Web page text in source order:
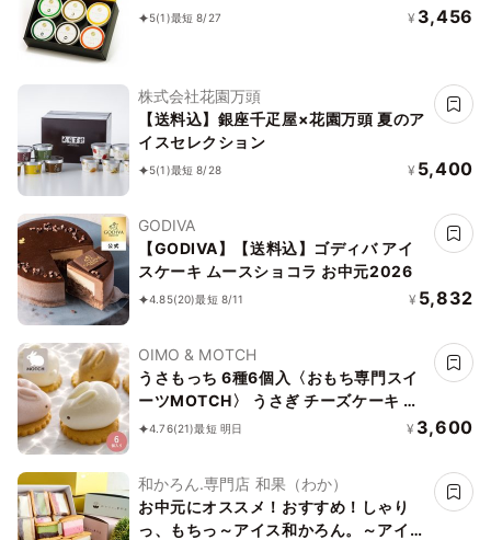
5(1)最短 8/27 ¥ 3,456
株式会社花園万頭
【送料込】銀座千疋屋×花園万頭 夏のア
イスセレクション
5(1)最短 8/28 ¥ 5,400
GODIVA
【GODIVA】【送料込】ゴディバ アイ
スケーキ ムースショコラ お中元2026
4.85(20)最短 8/11 ¥ 5,832
OIMO & MOTCH
うさもっち 6種6個入〈おもち専門スイ
ーツMOTCH〉 うさぎ チーズケーキ 和
洋菓子 個包装 もちもち チーズムース お
4.76(21)最短 明日 ¥ 3,600
和かろん.専門店 和果（わか）
お中元にオススメ！おすすめ！しゃり
っ、もちっ～アイス和かろん。～アイス